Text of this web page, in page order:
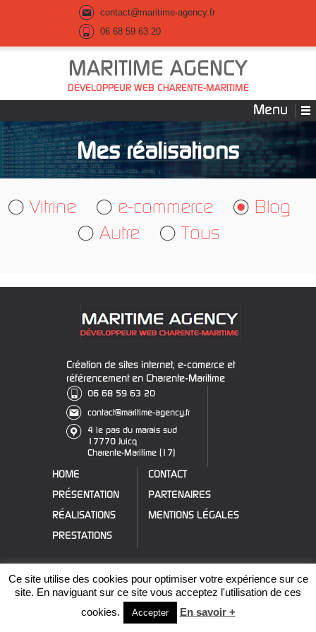
contact@maritime-agency.fr
06 68 59 63 20
MARITIME AGENCY
DÉVELOPPEUR WEB CHARENTE-MARITIME
Menu
Mes réalisations
Vitrine e-commerce
Blog
Autre
Tous
Création de sites internet, e-comerce et
référencement en Charente-Maritime
06 68 59 63 20
contact@maritime-agency.fr
4 le pas du marais sud
17770 Juicq
Charente-Maritime (17)
HOME
PRÉSENTATION
RÉALISATIONS
PRESTATIONS
CONTACT
PARTENAIRES
MENTIONS LÉGALES
Ce site utilise des cookies pour optimiser votre expérience sur ce
site. En naviguant sur ce site vous acceptez l'utilisation de ces
cookies.
Accepter En savoir +